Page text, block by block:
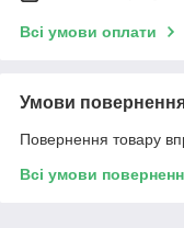
Всі умови оплати
Умови
Повернення товару
Всі умови